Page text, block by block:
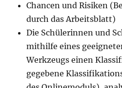
Chancen und Risiken
durch das Arbeitsblatt)
Die Schülerinnen und
mithilfe eines
Werkzeugs einen
gegebene